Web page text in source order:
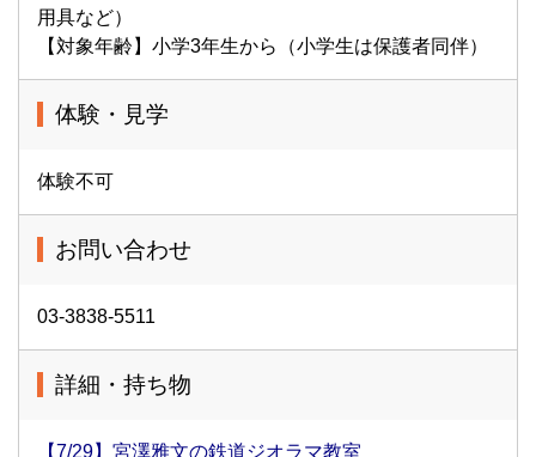
用具など）
【対象年齢】小学3年生から（小学生は保護者同伴）
体験・見学
体験不可
お問い合わせ
03-3838-5511
詳細・持ち物
【7/29】宮澤雅文の鉄道ジオラマ教室